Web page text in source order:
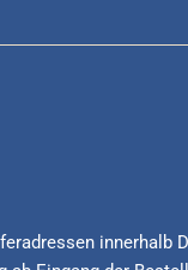
innerhalb